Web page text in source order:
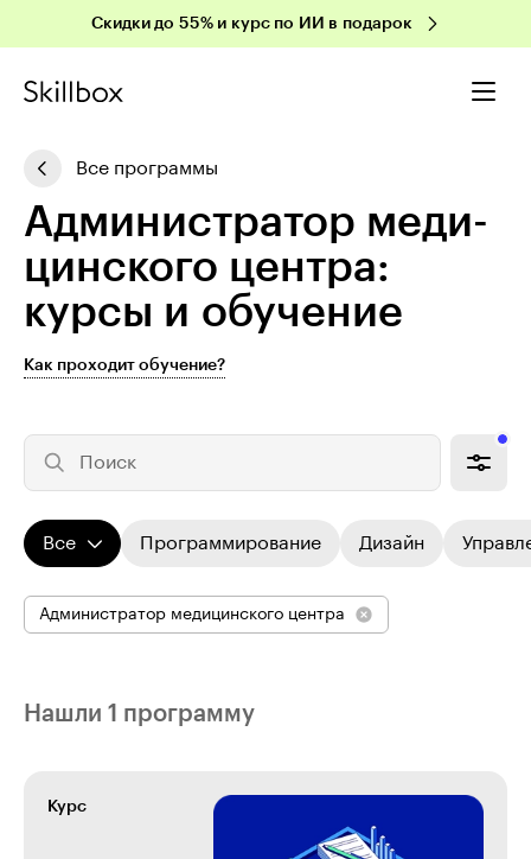
Скидки до 55% и курс по ИИ в подарок
Все программы
Ад­ми­ни­стра­тор ме­ди­
цин­ско­го центра:
курсы и обучение
Как проходит обучение?
Поиск
Все Программирование Дизайн
Администратор медицинского центра
Нашли 1 программу
Курс